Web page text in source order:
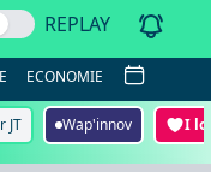
REPLAY
ECONOMIE
JT Wap'innov I